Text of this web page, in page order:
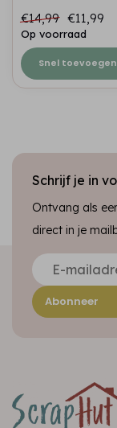
€14,99 €11,99
Op voorraad
Snel toevoegen
Schrijf je in
Ontvang als
direct in je
Abonneer